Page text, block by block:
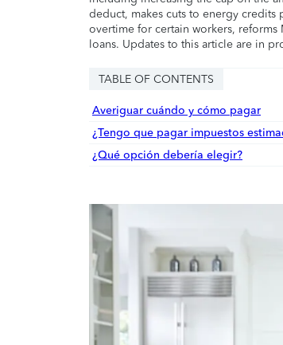
deduct, makes cuts to energy credits
overtime for certain workers, reforms
loans. Updates to this article are in
TABLE OF CONTENTS
Averiguar cuándo y cómo pagar
¿Tengo que pagar impuestos
¿Qué opción debería elegir?